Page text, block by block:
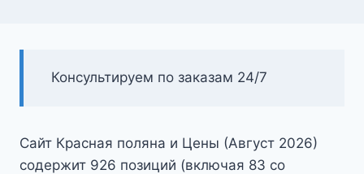
Консультируем по заказам 24/7
Сайт Красная поляна и Цены (Август 2026)
содержит 926 позиций (включая 83 со